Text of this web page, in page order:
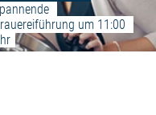
um 11:00